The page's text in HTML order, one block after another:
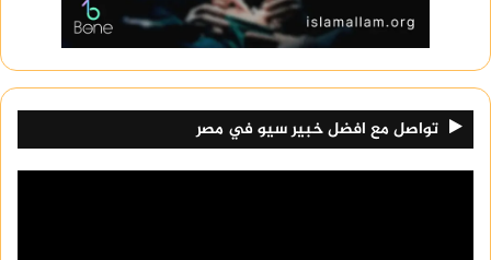
تواصل مع افضل خبير سيو في مصر